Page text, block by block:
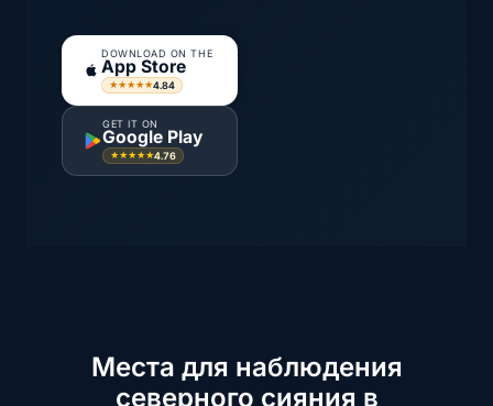
DOWNLOAD ON THE
App Store
★★★★★4.84
GET IT ON
Google Play
★★★★★4.76
Места для наблюдения
северного сияния в